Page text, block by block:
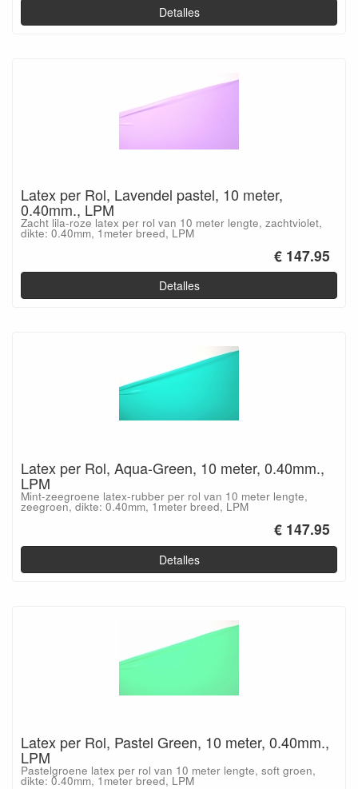
Detalles
Latex per Rol, Lavendel pastel, 10 meter,
0.40mm., LPM
Zacht lila-roze latex per rol van 10 meter lengte, zachtviolet,
dikte: 0.40mm, 1meter breed, LPM
€ 147.95
Detalles
Latex per Rol, Aqua-Green, 10 meter, 0.40mm.,
LPM
Mint-zeegroene latex-rubber per rol van 10 meter lengte,
zeegroen, dikte: 0.40mm, 1meter breed, LPM
€ 147.95
Detalles
Latex per Rol, Pastel Green, 10 meter, 0.40mm.,
LPM
Pastelgroene latex per rol van 10 meter lengte, soft groen,
dikte: 0.40mm, 1meter breed, LPM